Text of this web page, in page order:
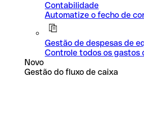
Contabilidade
Automatize o fecho de
Gestão de despesas de
Controle todos os gastos
Novo
Gestão do fluxo de caixa